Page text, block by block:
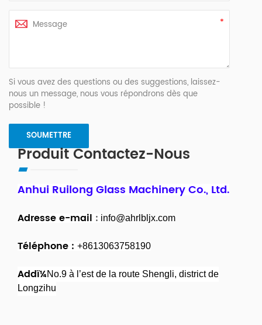
Si vous avez des questions ou des suggestions, laissez-
nous un message, nous vous répondrons dès que
possible !
Produit Contactez-Nous
Anhui Ruilong Glass Machinery Co., Ltd.
Adresse e-mail : info@ahrlbljx.com
Téléphone : +8613063758190
Addï¼No.9 à l’est de la route Shengli, district de
Longzihu